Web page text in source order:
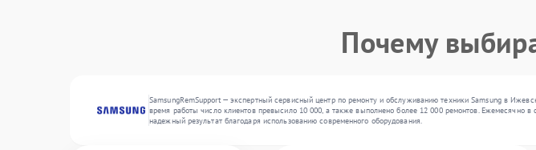
Почему
SamsungRemSupport — экспертный сервисный центр по ремонту и обслуживанию техники Samsung в
время работы число клиентов превысило 10 000, а также выполнено более 12 000 ремонтов. Ежемесячно
надежный результат благодаря использованию современного оборудования.